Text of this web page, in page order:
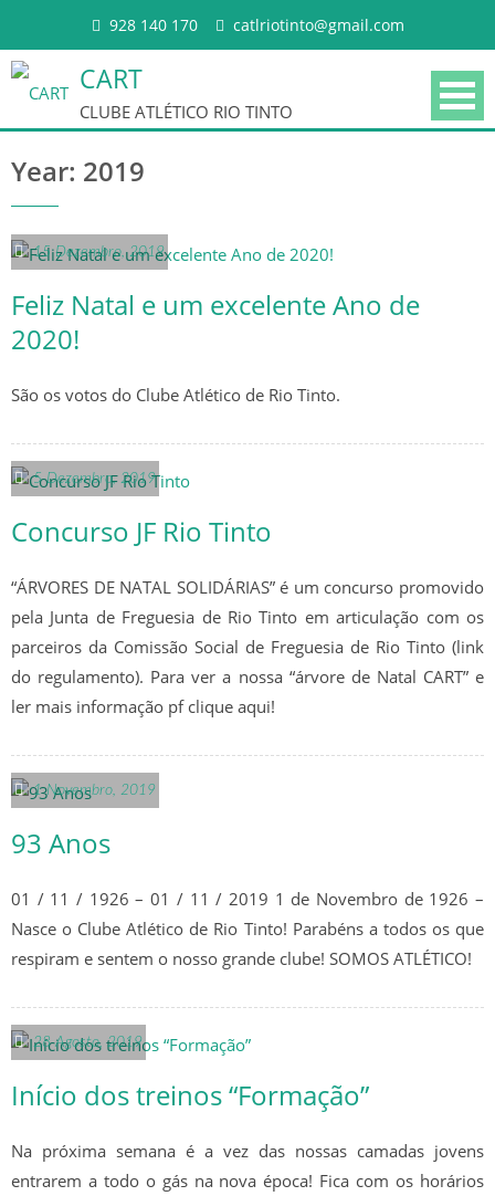
Skip to content928 140 170 catlriotinto@gmail.com
CART
CLUBE ATLÉTICO RIO TINTO
HISTÓRIA
PALMARÉS
CORPOS GERENTES
FAZ-TE SÓCIO
APOIOS / PARCEIROS
MAPA OCUPAÇÃO / HORÁRIOS
TREINOS
PRÁTICAS
SENIORES
SENIORES
ÉPOCA 2022/23
SENIORES
Year: 2019
15 Dezembro, 2019
Feliz Natal e um excelente Ano de
2020!
São os votos do Clube Atlético de Rio Tinto.
5 Dezembro, 2019
Concurso JF Rio Tinto
“ÁRVORES DE NATAL SOLIDÁRIAS” é um concurso promovido
pela Junta de Freguesia de Rio Tinto em articulação com os
parceiros da Comissão Social de Freguesia de Rio Tinto (link
do regulamento). Para ver a nossa “árvore de Natal CART” e
ler mais informação pf clique aqui!
1 Novembro, 2019
93 Anos
01 / 11 / 1926 – 01 / 11 / 2019 1 de Novembro de 1926 –
Nasce o Clube Atlético de Rio Tinto! Parabéns a todos os que
respiram e sentem o nosso grande clube! SOMOS ATLÉTICO!
28 Agosto, 2019
Início dos treinos “Formação”
Na próxima semana é a vez das nossas camadas jovens
entrarem a todo o gás na nova época! Fica com os horários